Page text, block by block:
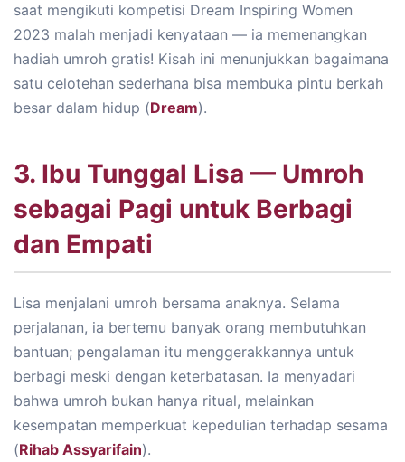
saat mengikuti kompetisi Dream Inspiring Women
2023 malah menjadi kenyataan — ia memenangkan
hadiah umroh gratis! Kisah ini menunjukkan bagaimana
satu celotehan sederhana bisa membuka pintu berkah
besar dalam hidup (Dream).
3. Ibu Tunggal Lisa — Umroh
sebagai Pagi untuk Berbagi
dan Empati
Lisa menjalani umroh bersama anaknya. Selama
perjalanan, ia bertemu banyak orang membutuhkan
bantuan; pengalaman itu menggerakkannya untuk
berbagi meski dengan keterbatasan. Ia menyadari
bahwa umroh bukan hanya ritual, melainkan
kesempatan memperkuat kepedulian terhadap sesama
(Rihab Assyarifain).